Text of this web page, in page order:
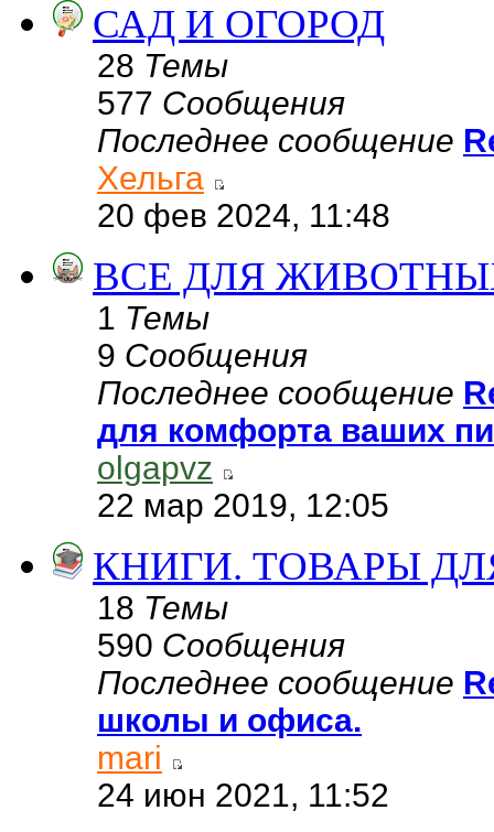
САД И ОГОРОД
28 Темы
577 Сообщения
Последнее сообщение
Хельга
20 фев 2024, 11:48
ВСЕ ДЛЯ
1 Темы
9 Сообщения
Последнее сообщение
для комфорта ваших
olgapvz
22 мар 2019, 12:05
КНИГИ. ТОВАРЫ
18 Темы
590 Сообщения
Последнее сообщение
школы и офиса.
mari
24 июн 2021, 11:52